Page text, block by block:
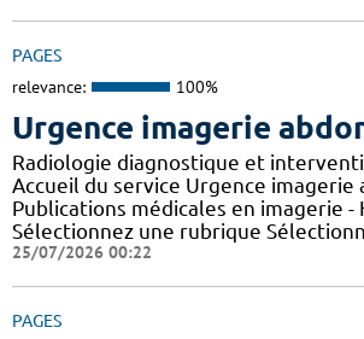
PAGES
relevance: 100%
Urgence imagerie
Radiologie diagnostique et
Accueil du service Urgence imagerie
Publications médicales en imagerie -
Sélectionnez une rubrique
25/07/2026 00:22
PAGES